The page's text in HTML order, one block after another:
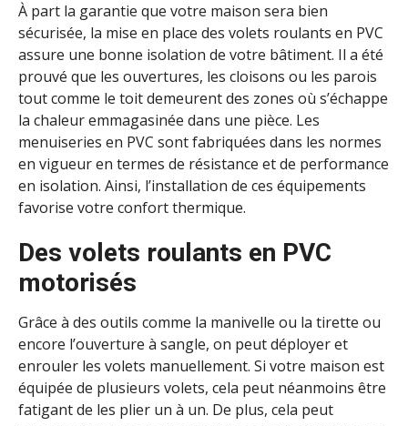
À part la garantie que votre maison sera bien
sécurisée, la mise en place des volets roulants en PVC
assure une bonne isolation de votre bâtiment. Il a été
prouvé que les ouvertures, les cloisons ou les parois
tout comme le toit demeurent des zones où s’échappe
la chaleur emmagasinée dans une pièce. Les
menuiseries en PVC sont fabriquées dans les normes
en vigueur en termes de résistance et de performance
en isolation. Ainsi, l’installation de ces équipements
favorise votre confort thermique.
Des volets roulants en PVC
motorisés
Grâce à des outils comme la manivelle ou la tirette ou
encore l’ouverture à sangle, on peut déployer et
enrouler les volets manuellement. Si votre maison est
équipée de plusieurs volets, cela peut néanmoins être
fatigant de les plier un à un. De plus, cela peut